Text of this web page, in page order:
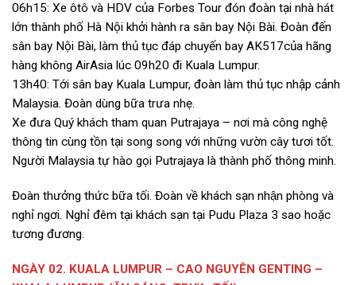
06h15: Xe ôtô và HDV của Forbes Tour đón đoàn tại nhà hát
lớn thành phố Hà Nội khởi hành ra sân bay Nội Bài. Đoàn đến
sân bay Nội Bài, làm thủ tục đáp chuyến bay AK517của hãng
hàng không AirAsia lúc 09h20 đi Kuala Lumpur.
13h40: Tới sân bay Kuala Lumpur, đoàn làm thủ tục nhập cảnh
Malaysia. Đoàn dùng bữa trưa nhẹ.
Xe đưa Quý khách tham quan Putrajaya – nơi mà công nghệ
thông tin cùng tồn tại song song với những vườn cây tươi tốt.
Người Malaysia tự hào gọi Putrajaya là thành phố thông minh.
Đoàn thưởng thức bữa tối. Đoàn về khách sạn nhận phòng và
nghỉ ngơi. Nghỉ đêm tại khách sạn tại Pudu Plaza 3 sao hoặc
tương đương.
NGÀY 02. KUALA LUMPUR – CAO NGUYÊN GENTING –